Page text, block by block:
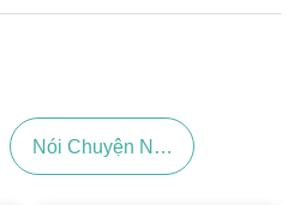
Nói Chuyện Ngay.